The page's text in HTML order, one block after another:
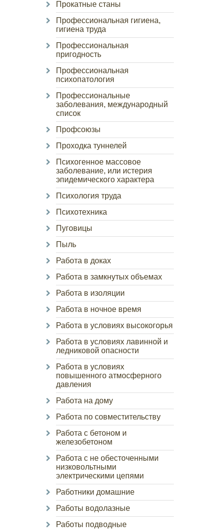
Прокатные станы
Профессиональная гигиена,
гигиена труда
Профессиональная
пригодность
Профессиональная
психопатология
Профессиональные
заболевания, международный
список
Профсоюзы
Проходка туннелей
Психогенное массовое
заболевание, или истерия
эпидемического характера
Психология труда
Психотехника
Пуговицы
Пыль
Работа в доках
Работа в замкнутых объемах
Работа в изоляции
Работа в ночное время
Работа в условиях высокогорья
Работа в условиях лавинной и
ледниковой опасности
Работа в условиях
повышенного атмосферного
давления
Работа на дому
Работа по совместительству
Работа с бетоном и
железобетоном
Работа с не обесточенными
низковольтными
электрическими цепями
Работники домашние
Работы водолазные
Работы подводные